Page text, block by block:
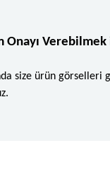
Onayı
size ürün görselleri